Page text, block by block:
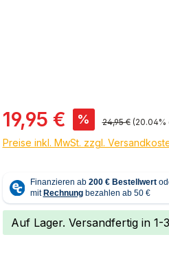
Verkaufspreis:
19,95 € % Regulärer Preis:
24,95 € (20.04%
Preise inkl. MwSt. zzgl.
Auf Lager. Versandfertig in 1-